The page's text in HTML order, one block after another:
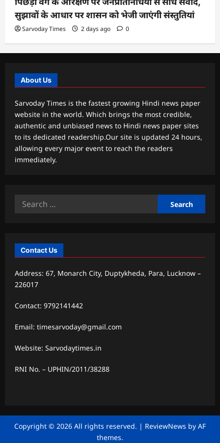
सुझावों के आधार पर शासन को भेजी जाएंगी संस्तुतियां
Sarvoday Times 2 days ago 0
About Us
Sarvoday Times is the fastest growing Hindi news paper
website in the world. Which brings the most credible,
authentic and unbiased news to Hindi news paper sites
to its dedicated readership.Our site is updated 24 hours,
allowing every major event to reach the readers
immediately.
Search
Contact Us
Address: 67, Monarch City, Duptykheda, Para, Lucknow –
226017
Contact: 9792141442
Email: timesarvoday@gmail.com
Website: Sarvodaytimes.in
RNI No. – UPHIN/2011/38288
Copyright © 2026 All rights reserved. | ReviewNews by AF
themes.